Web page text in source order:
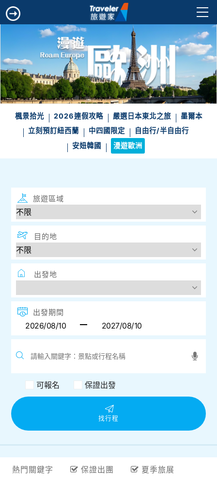
楓景拾光 2026連假攻略 嚴選日本東北之旅
墨爾本
立刻預訂紐西蘭
中四國限定
自由行/半自由行
安妞韓國
漫遊歐洲
旅遊區域
目的地
出發地
出發期間
可報名 保證出發
找行程
熱門關鍵字 保證出團 夏季旅展